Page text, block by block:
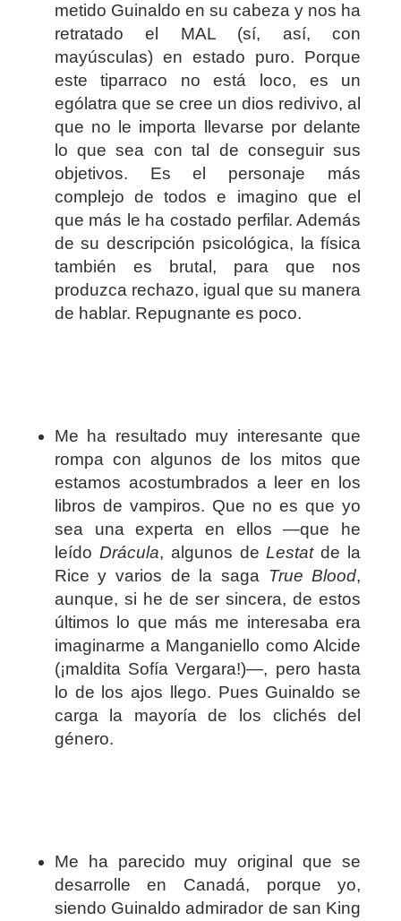
metido Guinaldo en su cabeza y nos ha
retratado el MAL (sí, así, con
mayúsculas) en estado puro. Porque
este tiparraco no está loco, es un
ególatra que se cree un dios redivivo, al
que no le importa llevarse por delante
lo que sea con tal de conseguir sus
objetivos. Es el personaje más
complejo de todos e imagino que el
que más le ha costado perfilar. Además
de su descripción psicológica, la física
también es brutal, para que nos
produzca rechazo, igual que su manera
de hablar. Repugnante es poco.
Me ha resultado muy interesante que
rompa con algunos de los mitos que
estamos acostumbrados a leer en los
libros de vampiros. Que no es que yo
sea una experta en ellos —que he
leído Drácula, algunos deLestatde la
Rice y varios de la saga True Blood,
aunque, si he de ser sincera, de estos
últimos lo que más me interesaba era
imaginarme a Manganiello como Alcide
(¡maldita Sofía Vergara!)—, pero hasta
lo de los ajos llego. Pues Guinaldo se
carga la mayoría de los clichés del
género.
Me ha parecido muy original que se
desarrolle en Canadá, porque yo,
siendo Guinaldo admirador de san King